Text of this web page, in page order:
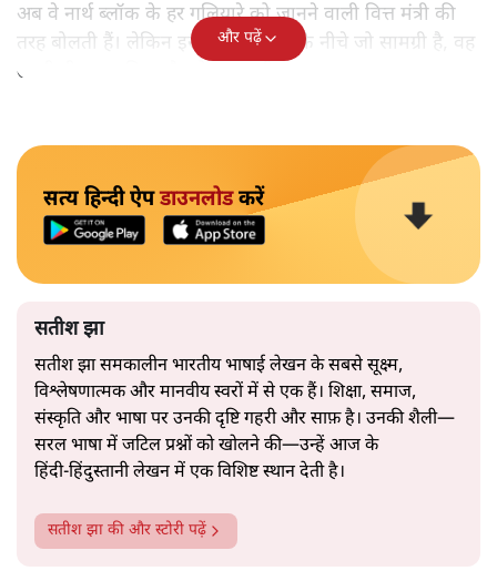
अब वे नार्थ ब्लॉक के हर गलियारे को जानने वाली वित्त मंत्री की
तरह बोलती हैं। लेकिन इस आत्मविश्वास के नीचे जो सामग्री है, वह
उतनी ही अनुमानित और दोहराव भरी।
और पढ़ें
सत्य हिन्दी ऐपडाउनलोडकरें
सतीश झा
सतीश झा समकालीन भारतीय भाषाई लेखन के सबसे सूक्ष्म,
विश्लेषणात्मक और मानवीय स्वरों में से एक हैं। शिक्षा, समाज,
संस्कृति और भाषा पर उनकी दृष्टि गहरी और साफ़ है। उनकी शैली—
सरल भाषा में जटिल प्रश्नों को खोलने की—उन्हें आज के
हिंदी‑हिंदुस्तानी लेखन में एक विशिष्ट स्थान देती है।
सतीश झा की और स्टोरी पढ़ें